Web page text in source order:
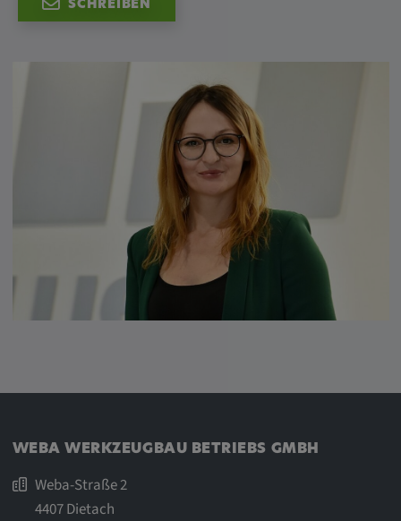
SCHREIBEN
WEBA WERKZEUGBAU BETRIEBS GMBH
Weba-Straße 2
4407 Dietach
Name:
Diese Cookies werden genutzt, um das
Verhalten der Besucher auf der Website
Cookie Laufzeit:
13 Monate, 30 Minuten